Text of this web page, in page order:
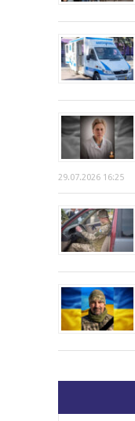
29.07.2026 16:25